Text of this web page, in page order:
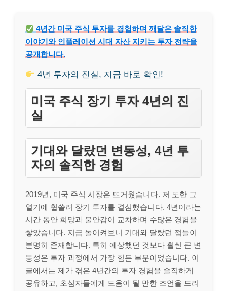
4년간 미국 주식 투자를 경험하며 깨달은 솔직한
이야기와 인플레이션 시대 자산 지키는 투자 전략을
공개합니다.
4년 투자의 진실, 지금 바로 확인!
미국 주식 장기 투자 4년의 진
실
기대와 달랐던 변동성, 4년 투
자의 솔직한 경험
2019년, 미국 주식 시장은 뜨거웠습니다. 저 또한 그
열기에 휩쓸려 장기 투자를 결심했습니다. 4년이라는
시간 동안 희망과 불안감이 교차하며 수많은 경험을
쌓았습니다. 지금 돌이켜보니 기대와 달랐던 점들이
분명히 존재합니다. 특히 예상했던 것보다 훨씬 큰 변
동성은 투자 과정에서 가장 힘든 부분이었습니다. 이
글에서는 제가 겪은 4년간의 투자 경험을 솔직하게
공유하고, 초심자들에게 도움이 될 만한 조언을 드리